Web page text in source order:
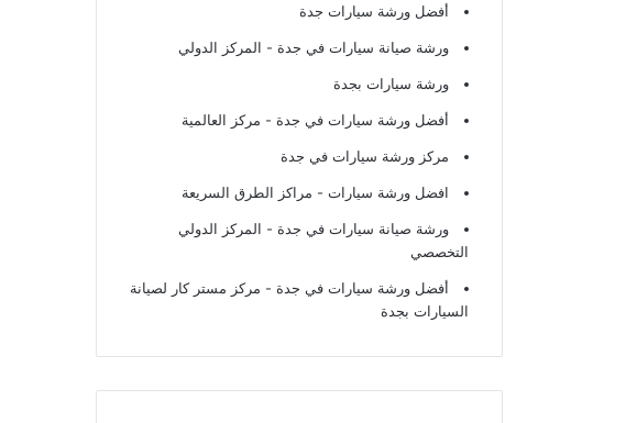
أفضل ورشة سيارات جدة
ورشة صيانة سيارات في جدة - المركز الدولي
ورشة سيارات بجدة
أفضل ورشة سيارات في جدة - مركز العالمية
مركز ورشة سيارات في جدة
افضل ورشة سيارات - مراكز الطرق السريعة
ورشة صيانة سيارات في جدة - المركز الدولي
التخصصي
أفضل ورشة سيارات في جدة - مركز مستر كار لصيانة
السيارات بجدة